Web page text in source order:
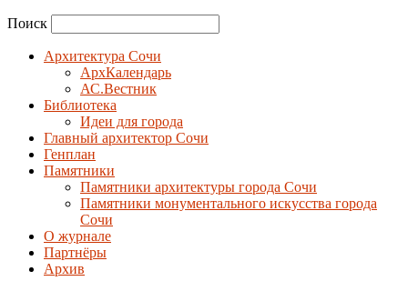
Поиск
Архитектура Сочи
АрхКалендарь
АС.Вестник
Библиотека
Идеи для города
Главный архитектор Сочи
Генплан
Памятники
Памятники архитектуры города Сочи
Памятники монументального искусства города
Сочи
О журнале
Партнёры
Архив